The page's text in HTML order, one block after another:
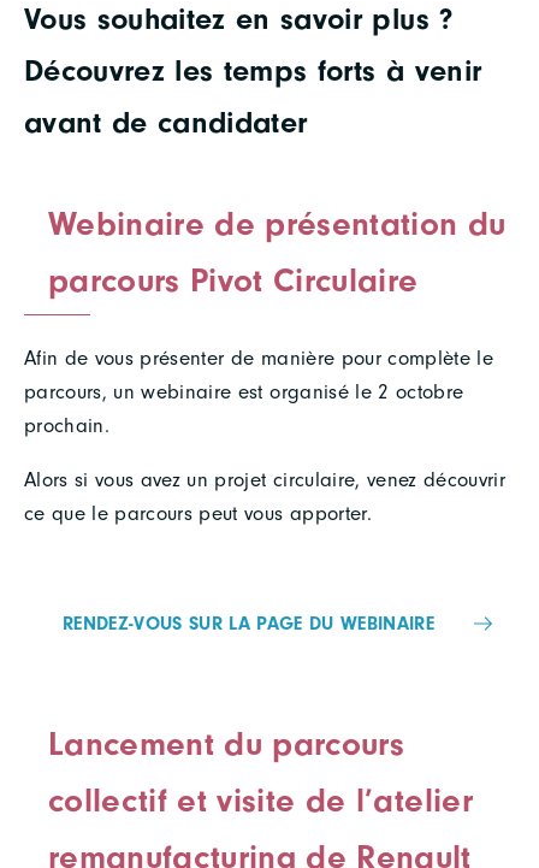
Vous souhaitez en savoir plus ?
Découvrez les temps forts à venir
avant de candidater
Webinaire de présentation du
parcours Pivot Circulaire
Afin de vous présenter de manière pour complète le
parcours, un webinaire est organisé le 2 octobre
prochain.
Alors si vous avez un projet circulaire, venez découvrir
ce que le parcours peut vous apporter.
RENDEZ-VOUS SUR LA PAGE DU WEBINAIRE
Lancement du parcours
collectif et visite de l’atelier
remanufacturing de Renault